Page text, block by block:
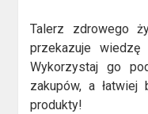
Talerz zdrowego
przekazuje
Wykorzystaj go
zakupów, a łatwiej
produkty!